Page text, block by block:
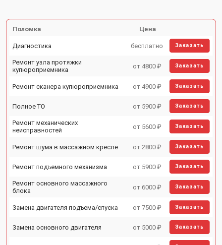
Поломка Цена
Диагностика бесплатно Заказать
Ремонт узла протяжки
купюроприемника
от 4800 ₽ Заказать
Ремонт сканера купюроприемника от 4900 ₽ Заказать
Полное ТО от 5900 ₽ Заказать
Ремонт механических
неисправностей
от 5600 ₽ Заказать
Ремонт шума в массажном кресле от 2800 ₽ Заказать
Ремонт подъемного механизма от 5900 ₽ Заказать
Ремонт основного массажного
блока
от 6000 ₽ Заказать
Замена двигателя подъема/спуска от 7500 ₽ Заказать
Замена основного двигателя от 5000 ₽ Заказать